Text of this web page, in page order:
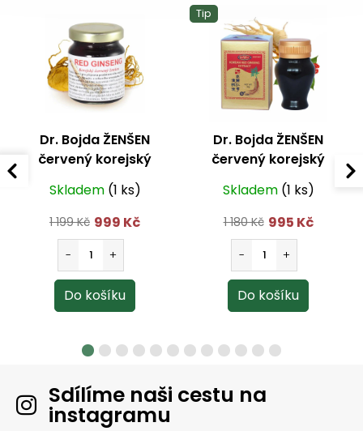
Dr. Bojda ŽENŠEN
červený korejský
koncentrát 50 denní
kúra (50g)
Skladem (1 ks)
1 199 Kč 999 Kč
Tip
Dr. Bojda ŽENŠEN
červený korejský
koncentrát 30 denní
kúra (30g)
Skladem (1 ks)
1 180 Kč 995 Kč
Sdílíme naši cestu na
instagramu